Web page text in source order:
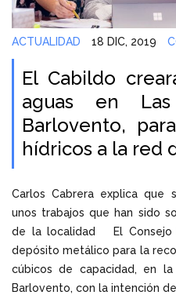
ACTUALIDAD 18 DIC, 2019
El Cabildo
aguas en Las
Barlovento,
hídricos a la red
Carlos Cabrera explica que
unos trabajos que han sido
de la localidad El Consejo
depósito metálico para la
cúbicos de capacidad, en
Barlovento, con la intención